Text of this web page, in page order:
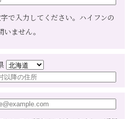
で入力してください。ハイフンの
いません。